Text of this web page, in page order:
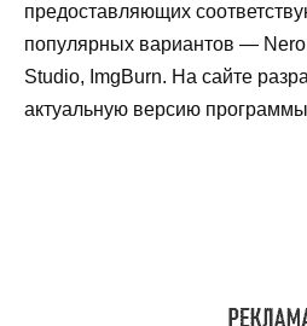
предоставляющих
популярных вариантов —
Studio, ImgBurn. На сайте
актуальную версию